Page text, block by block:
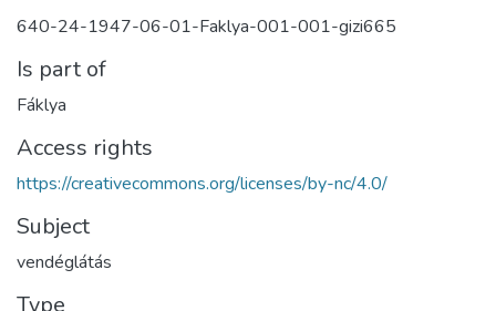
640-24-1947-06-01-Faklya-001-001-gizi665
Is part of
Fáklya
Access rights
https://creativecommons.org/licenses/by-nc/4.0/
Subject
vendéglátás